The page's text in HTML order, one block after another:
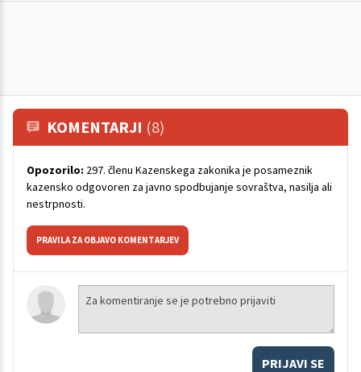
KOMENTARJI (8)
Opozorilo: 297. členu Kazenskega zakonika je posameznik
kazensko odgovoren za javno spodbujanje sovraštva, nasilja ali
nestrpnosti.
PRAVILA ZA OBJAVO KOMENTARJEV
PRIJAVI SE